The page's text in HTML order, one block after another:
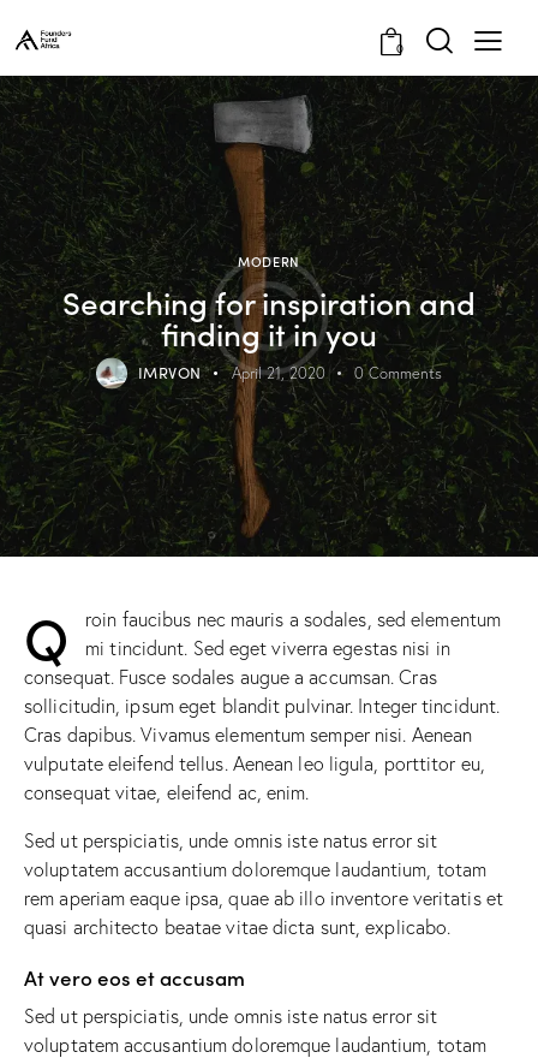
0
MODERN
Searching for inspiration and
finding it in you
IMRVON April 21, 2020 0 Comments
Q
roin faucibus nec mauris a sodales, sed elementum
mi tincidunt. Sed eget viverra egestas nisi in
consequat. Fusce sodales augue a accumsan. Cras
sollicitudin, ipsum eget blandit pulvinar. Integer tincidunt.
Cras dapibus. Vivamus elementum semper nisi. Aenean
vulputate eleifend tellus. Aenean leo ligula, porttitor eu,
consequat vitae, eleifend ac, enim.
Sed ut perspiciatis, unde omnis iste natus error sit
voluptatem accusantium doloremque laudantium, totam
rem aperiam eaque ipsa, quae ab illo inventore veritatis et
quasi architecto beatae vitae dicta sunt, explicabo.
At vero eos et accusam
Sed ut perspiciatis, unde omnis iste natus error sit
voluptatem accusantium doloremque laudantium, totam